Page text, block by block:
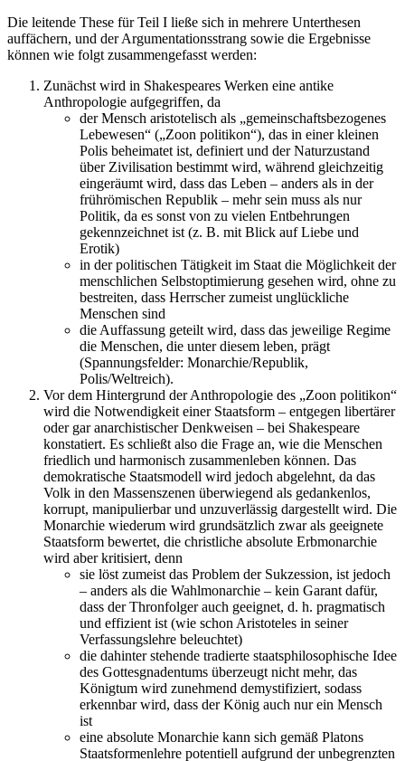
Die leitende These für Teil I ließe sich in mehrere Unterthesen
auffächern, und der Argumentationsstrang sowie die Ergebnisse
können wie folgt zusammengefasst werden:
Zunächst wird in Shakespeares Werken eine antike
Anthropologie aufgegriffen, da
der Mensch aristotelisch als „gemeinschaftsbezogenes
Lebewesen“ („Zoon politikon“), das in einer kleinen
Polis beheimatet ist, definiert und der Naturzustand
über Zivilisation bestimmt wird, während gleichzeitig
eingeräumt wird, dass das Leben – anders als in der
frührömischen Republik – mehr sein muss als nur
Politik, da es sonst von zu vielen Entbehrungen
gekennzeichnet ist (z. B. mit Blick auf Liebe und
Erotik)
in der politischen Tätigkeit im Staat die Möglichkeit der
menschlichen Selbstoptimierung gesehen wird, ohne zu
bestreiten, dass Herrscher zumeist unglückliche
Menschen sind
die Auffassung geteilt wird, dass das jeweilige Regime
die Menschen, die unter diesem leben, prägt
(Spannungsfelder: Monarchie/Republik,
Polis/Weltreich).
Vor dem Hintergrund der Anthropologie des „Zoon politikon“
wird die Notwendigkeit einer Staatsform – entgegen libertärer
oder gar anarchistischer Denkweisen – bei Shakespeare
konstatiert. Es schließt also die Frage an, wie die Menschen
friedlich und harmonisch zusammenleben können. Das
demokratische Staatsmodell wird jedoch abgelehnt, da das
Volk in den Massenszenen überwiegend als gedankenlos,
korrupt, manipulierbar und unzuverlässig dargestellt wird. Die
Monarchie wiederum wird grundsätzlich zwar als geeignete
Staatsform bewertet, die christliche absolute Erbmonarchie
wird aber kritisiert, denn
sie löst zumeist das Problem der Sukzession, ist jedoch
– anders als die Wahlmonarchie – kein Garant dafür,
dass der Thronfolger auch geeignet, d. h. pragmatisch
und effizient ist (wie schon Aristoteles in seiner
Verfassungslehre beleuchtet)
die dahinter stehende tradierte staatsphilosophische Idee
des Gottesgnadentums überzeugt nicht mehr, das
Königtum wird zunehmend demystifiziert, sodass
erkennbar wird, dass der König auch nur ein Mensch
ist
eine absolute Monarchie kann sich gemäß Platons
Staatsformenlehre potentiell aufgrund der unbegrenzten